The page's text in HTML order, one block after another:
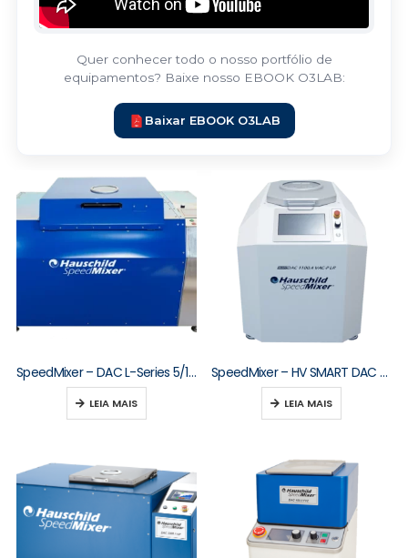
Quer conhecer todo o nosso portfólio de
equipamentos? Baixe nosso EBOOK O3LAB:
Baixar EBOOK O3LAB
SpeedMixer – DAC L-Series 5/10/15/20/30 kg
LEIA MAIS
SpeedMixer – HV SMART DAC M-Series
LEIA MAIS